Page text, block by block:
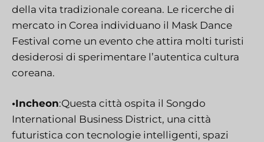
della vita tradizionale coreana. Le ricerche di
mercato in Corea individuano il Mask Dance
Festival come un evento che attira molti turisti
desiderosi di sperimentare l’autentica cultura
coreana.
•Incheon:Questa città ospita il Songdo
International Business District, una città
futuristica con tecnologie intelligenti, spazi